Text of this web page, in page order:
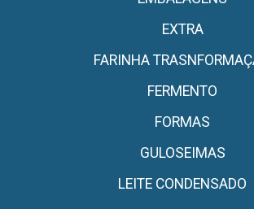
EXTRA
FARINHA
FERMENTO
FORMAS
GULOSEIMAS
LEITE CONDENSADO